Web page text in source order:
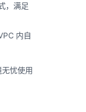
，满足
内自
忧使用